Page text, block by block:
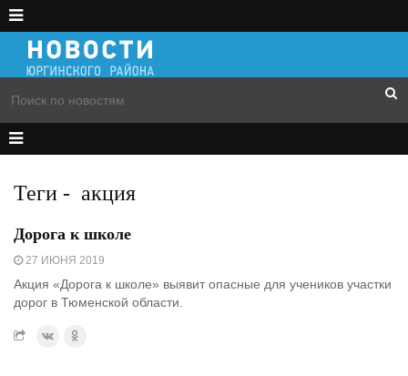
Теги - акция
Дорога к школе
27 ИЮНЯ 2019
Акция «Дорога к школе» выявит опасные для учеников участки
дорог в Тюменской области.